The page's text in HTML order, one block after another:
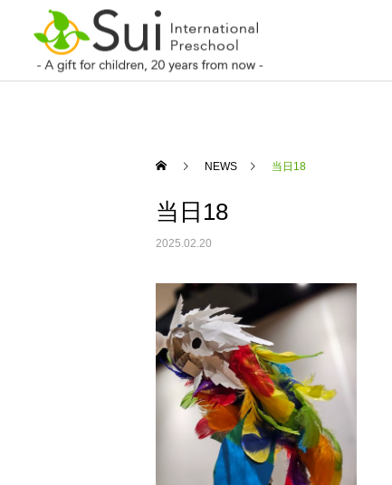
NEWS 当日18
当日18
2025.02.20